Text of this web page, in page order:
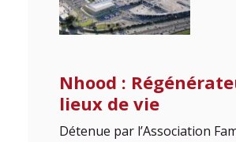
Nhood :
lieux de vie
Détenue par l’Association